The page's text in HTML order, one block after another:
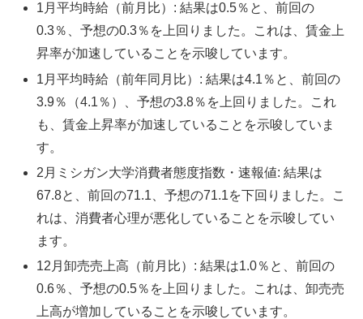
1月平均時給（前月比）: 結果は0.5％と、前回の
0.3％、予想の0.3％を上回りました。これは、賃金上
昇率が加速していることを示唆しています。
1月平均時給（前年同月比）: 結果は4.1％と、前回の
3.9％（4.1％）、予想の3.8％を上回りました。これ
も、賃金上昇率が加速していることを示唆していま
す。
2月ミシガン大学消費者態度指数・速報値: 結果は
67.8と、前回の71.1、予想の71.1を下回りました。こ
れは、消費者心理が悪化していることを示唆してい
ます。
12月卸売売上高（前月比）: 結果は1.0％と、前回の
0.6％、予想の0.5％を上回りました。これは、卸売売
上高が増加していることを示唆しています。